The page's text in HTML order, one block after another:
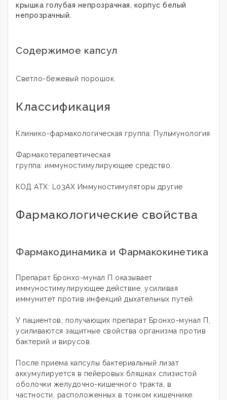
крышка голубая непрозрачная, корпус белый
непрозрачный.
Содержимое капсул
Светло-бежевый порошок.
Классификация
Клинико-фармакологическая группа: Пульмунология
Фармакотерапевтическая
группа: иммуностимулирующее средство.
КОД АТХ: L03AX Иммуностимуляторы другие
Фармакологические свойства
Фармакодинамика и Фармакокинетика
Препарат Бронхо-мунал П оказывает
иммуностимулирующее действие, усиливая
иммунитет против инфекций дыхательных путей.
У пациентов, получающих препарат Бронхо-мунал П,
усиливаются защитные свойства организма против
бактерий и вирусов.
После приема капсулы бактериальный лизат
аккумулируется в пейеровых бляшках слизистой
оболочки желудочно-кишечного тракта, в
частности, расположенных в тонком кишечнике.